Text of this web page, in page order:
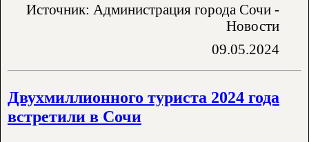
Источник: Администрация города Сочи -
Новости
09.05.2024
Двухмиллионного туриста 2024 года
встретили в Сочи